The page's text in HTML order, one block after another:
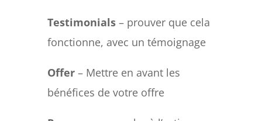
Testimonials– prouver que cela
fonctionne, avec un témoignage
Offer– Mettre en avant les
bénéfices de votre offre